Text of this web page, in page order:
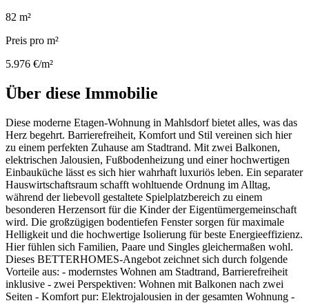
82 m²
Preis pro m²
5.976 €/m²
Über diese Immobilie
Diese moderne Etagen-Wohnung in Mahlsdorf bietet alles, was das
Herz begehrt. Barrierefreiheit, Komfort und Stil vereinen sich hier
zu einem perfekten Zuhause am Stadtrand. Mit zwei Balkonen,
elektrischen Jalousien, Fußbodenheizung und einer hochwertigen
Einbauküche lässt es sich hier wahrhaft luxuriös leben. Ein separater
Hauswirtschaftsraum schafft wohltuende Ordnung im Alltag,
während der liebevoll gestaltete Spielplatzbereich zu einem
besonderen Herzensort für die Kinder der Eigentümergemeinschaft
wird. Die großzügigen bodentiefen Fenster sorgen für maximale
Helligkeit und die hochwertige Isolierung für beste Energieeffizienz.
Hier fühlen sich Familien, Paare und Singles gleichermaßen wohl.
Dieses BETTERHOMES-Angebot zeichnet sich durch folgende
Vorteile aus: - modernstes Wohnen am Stadtrand, Barrierefreiheit
inklusive - zwei Perspektiven: Wohnen mit Balkonen nach zwei
Seiten - Komfort pur: Elektrojalousien in der gesamten Wohnung -